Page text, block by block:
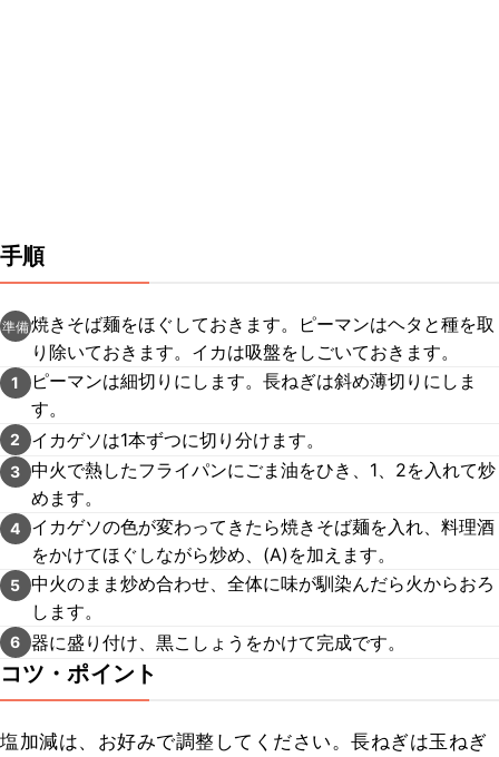
手順
準備焼きそば麺をほぐしておきます。ピーマンはヘタと種を取
り除いておきます。イカは吸盤をしごいておきます。
1
ピーマンは細切りにします。長ねぎは斜め薄切りにしま
す。
2 イカゲソは1本ずつに切り分けます。
3 中火で熱したフライパンにごま油をひき、1、2を入れて炒
めます。
4
イカゲソの色が変わってきたら焼きそば麺を入れ、料理酒
をかけてほぐしながら炒め、(A)を加えます。
5 中火のまま炒め合わせ、全体に味が馴染んだら火からおろ
します。
6 器に盛り付け、黒こしょうをかけて完成です。
コツ・ポイント
塩加減は、お好みで調整してください。長ねぎは玉ねぎ